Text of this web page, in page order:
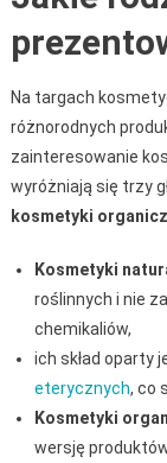
Na targach
różnorodnych
zainteresowanie
wyróżniają się trzy
kosmetyki
Kosmetyki
roślinnych i nie
chemikaliów,
ich skład oparty
eterycznych, co
Kosmetyki
wersję